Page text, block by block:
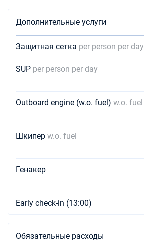
Дополнительные услуги
Защитная сетка per person per day
SUP per person per day
Outboard engine (w.o. fuel) w.o. fuel
Шкипер w.o. fuel
Генакер
Early check-in (13:00)
Обязательные расходы